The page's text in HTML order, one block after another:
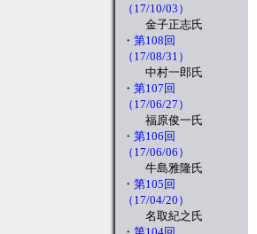
（17/10/03）
金子正志氏
・ 第108回
（17/08/31）
中村一郎氏
・ 第107回
（17/06/27）
福原俊一氏
・ 第106回
（17/06/06）
牛島雅隆氏
・ 第105回
（17/04/20）
名取紀之氏